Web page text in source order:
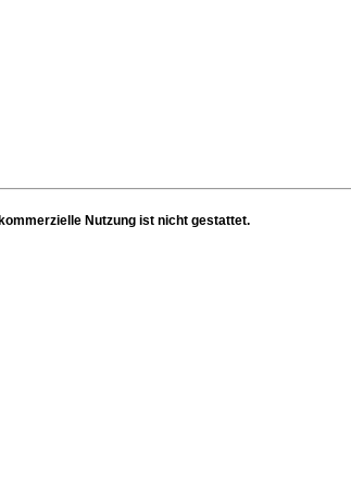
Nutzung ist nicht gestattet.